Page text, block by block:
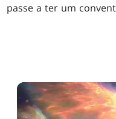
passe a ter um